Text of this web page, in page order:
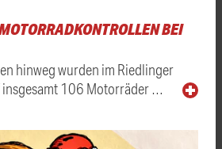
BEI
hinweg wurden im Riedlinger
106 Motorräder …